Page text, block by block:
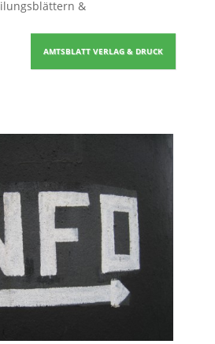
&
AMTSBLATT VERLAG & DRUCK